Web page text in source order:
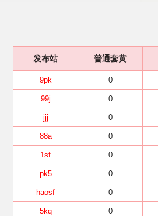
发布站 普通套黄
9pk 0
99j 0
jjj 0
88a 0
1sf 0
pk5 0
haosf 0
5kq 0